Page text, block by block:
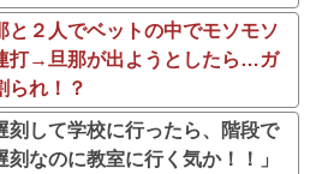
と２人でベットの中でモソモソ
打→旦那が出ようとしたら…ガ
られ！？
刻して学校に行ったら、階段で
なのに教室に行く気か！！」